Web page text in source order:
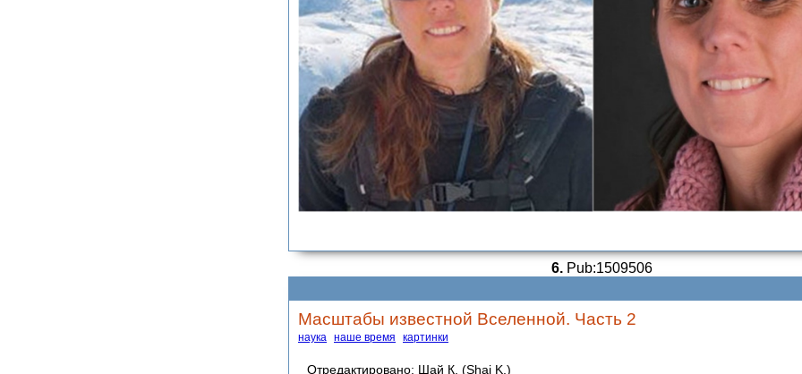
6.Pub:1509506
Масштабы известной Вселенной. Часть 2
наука наше время картинки
Отредактировано: Шай К. (Shai K.)